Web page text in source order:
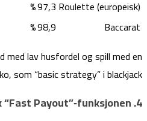
Roulette (europeisk)
97,3 %
Baccarat
98,9 %
med lav husfordel og spill med en
som “basic strategy” i blackjack.
4. Bruk “Fast Payout”‑funksjonen